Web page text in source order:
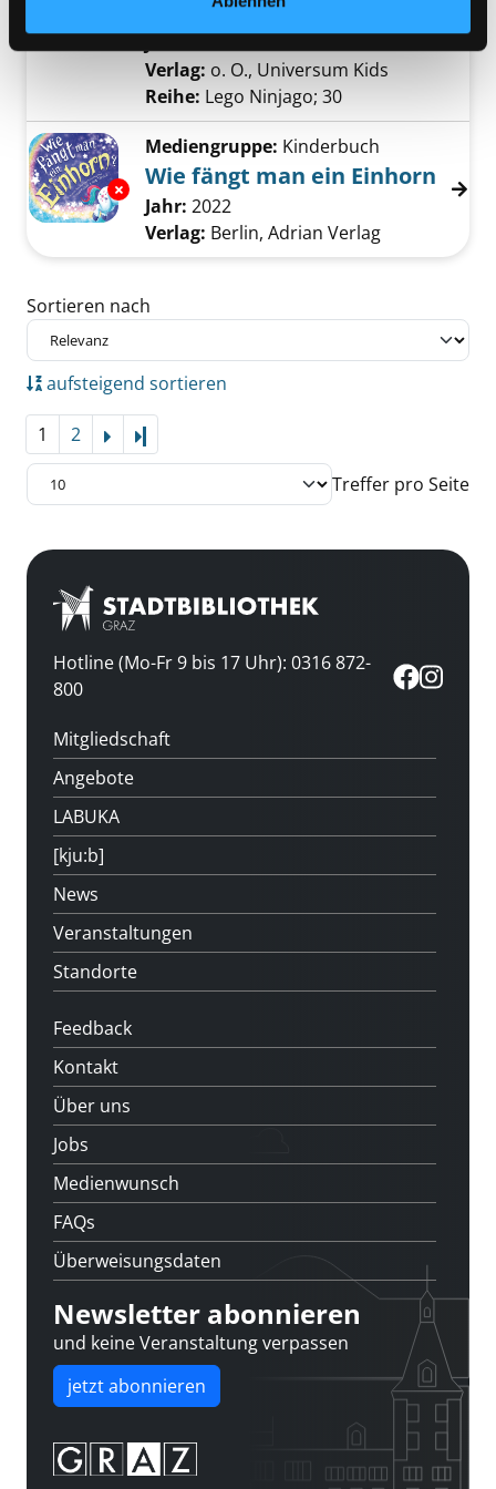
Verlag: o. O., Universum Kids
Reihe: Lego Ninjago; 30
Exemplar-Details von Wie fängt man ein
Mediengruppe: Kinderbuch
Wie fängt man ein Einhorn
Suche nach diesem Verfasser
Jahr: 2022
Verlag: Berlin, Adrian Verlag
Zu den Suchfiltern springen
Sortieren nach
aufsteigend sortieren
1 2
Treffer pro Seite
Hotline (Mo-Fr 9 bis 17 Uhr): 0316 872-
800
Mitgliedschaft
Angebote
LABUKA
[kju:b]
News
Veranstaltungen
Standorte
Feedback
Kontakt
Über uns
Jobs
Medienwunsch
FAQs
Überweisungsdaten
Newsletter abonnieren
und keine Veranstaltung verpassen
jetzt abonnieren